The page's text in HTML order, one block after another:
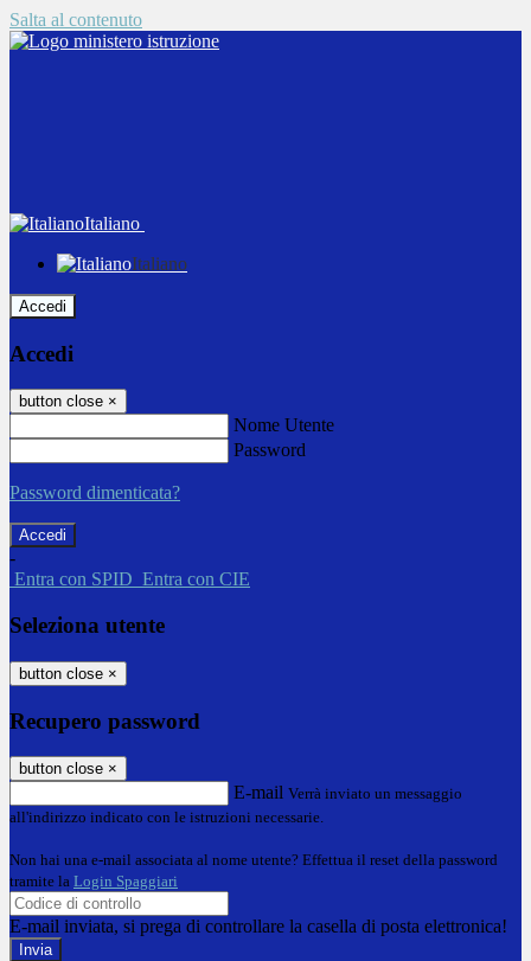
Salta al contenuto
Italiano
Italiano
Accedi
Accedi
button close ×
Nome Utente
Password
Password dimenticata?
-
Entra con SPID Entra con CIE
Seleziona utente
button close ×
Recupero password
button close ×
E-mail Verrà inviato un messaggio
all'indirizzo indicato con le istruzioni necessarie.
Non hai una e-mail associata al nome utente? Effettua il reset della password
tramite la Login Spaggiari
E-mail inviata, si prega di controllare la casella di posta elettronica!